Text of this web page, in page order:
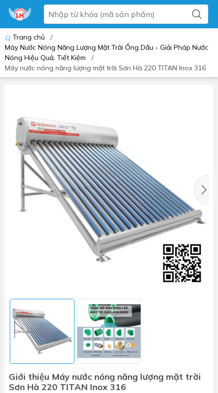
Trang chủ
/
Máy Nước Nóng Năng Lượng Mặt Trời Ống Dầu - Giải Pháp Nước
Nóng Hiệu Quả, Tiết Kiệm
/
Máy nước nóng năng lượng mặt trời Sơn Hà 220 TITAN Inox 316
Giới thiệu Máy nước nóng năng lượng mặt trời
Sơn Hà 220 TITAN Inox 316